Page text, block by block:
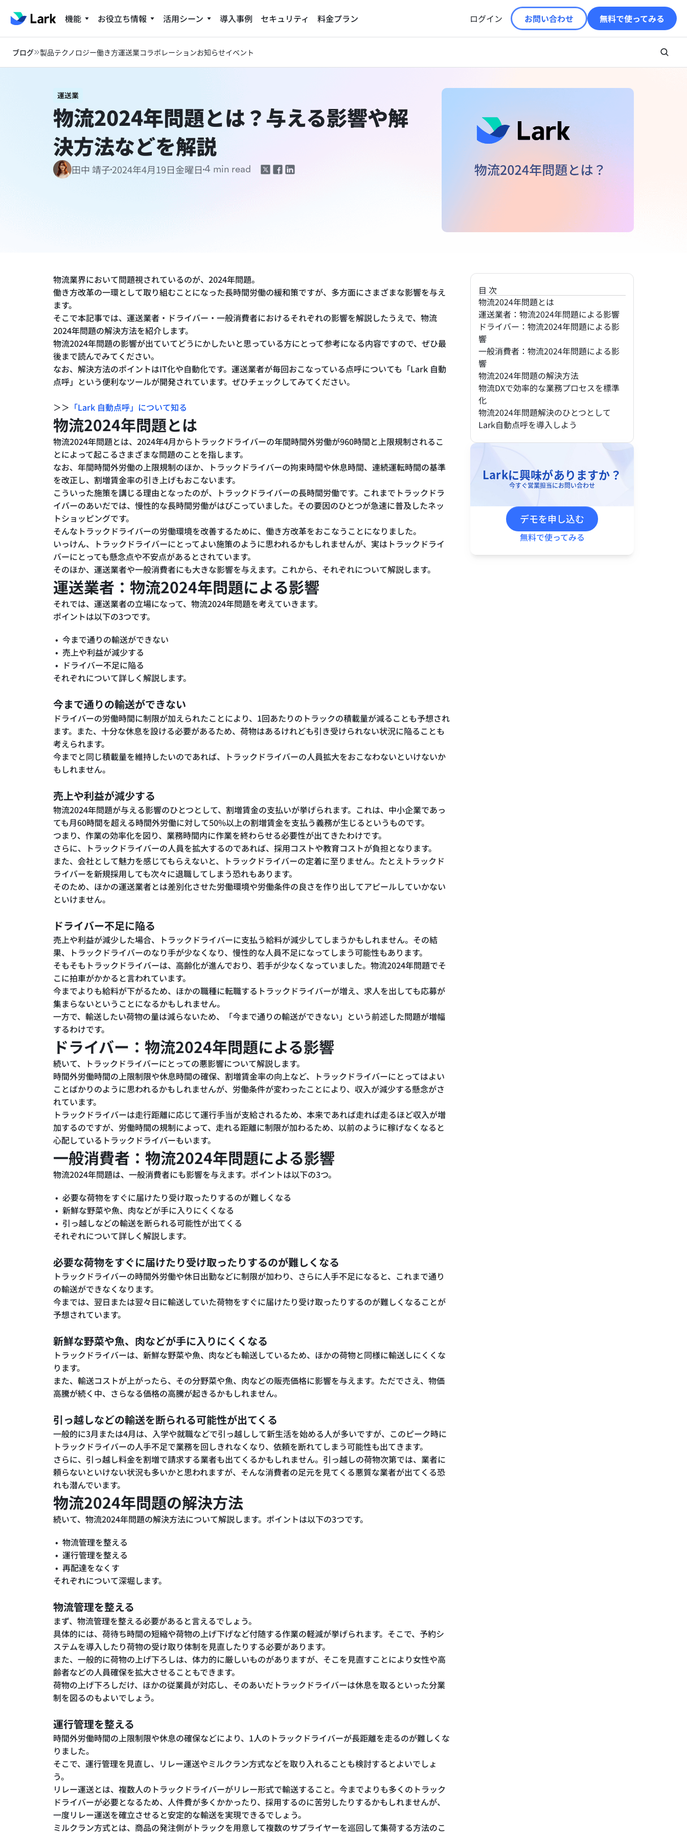
機能 お役立ち情報 活用シーン 導入事例 セキュリティ 料金プラン ログイン お問い合わせ 無料で使ってみる
ブログ 製品テクノロジー働き方運送業コラボレーションお知らせイベント
運送業
物流2024年問題とは？与える影響や解
決方法などを解説
田中 靖子2024年4月19日金曜日 4 min read
物流業界において問題視されているのが、2024年問題。
働き方改革の一環として取り組むことになった長時間労働の緩和策ですが、多方面にさまざまな影響を与え
ます。
そこで本記事では、運送業者・ドライバー・一般消費者におけるそれぞれの影響を解説したうえで、物流
2024年問題の解決方法を紹介します。
物流2024年問題の影響が出ていてどうにかしたいと思っている方にとって参考になる内容ですので、ぜひ最
後まで読んでみてください。
なお、解決方法のポイントはIT化や自動化です。運送業者が毎回おこなっている点呼についても「Lark 自動
点呼」という便利なツールが開発されています。ぜひチェックしてみてください。
＞＞ 「Lark 自動点呼」について知る
物流2024年問題とは
物流2024年問題とは、2024年4月からトラックドライバーの年間時間外労働が960時間と上限規制されるこ
とによって起こるさまざまな問題のことを指します。
なお、年間時間外労働の上限規制のほか、トラックドライバーの拘束時間や休息時間、連続運転時間の基準
を改正し、割増賃金率の引き上げもおこないます。
こういった施策を講じる理由となったのが、トラックドライバーの長時間労働です。これまでトラックドラ
イバーのあいだでは、慢性的な長時間労働がはびこっていました。その要因のひとつが急速に普及したネッ
トショッピングです。
そんなトラックドライバーの労働環境を改善するために、働き方改革をおこなうことになりました。
いっけん、トラックドライバーにとってよい施策のように思われるかもしれませんが、実はトラックドライ
バーにとっても懸念点や不安点があるとされています。
そのほか、運送業者や一般消費者にも大きな影響を与えます。これから、それぞれについて解説します。
運送業者：物流2024年問題による影響
それでは、運送業者の立場になって、物流2024年問題を考えていきます。
ポイントは以下の3つです。
今まで通りの輸送ができない
売上や利益が減少する
ドライバー不足に陥る
それぞれについて詳しく解説します。
今まで通りの輸送ができない
ドライバーの労働時間に制限が加えられたことにより、1回あたりのトラックの積載量が減ることも予想され
ます。また、十分な休息を設ける必要があるため、荷物はあるけれども引き受けられない状況に陥ることも
考えられます。
今までと同じ積載量を維持したいのであれば、トラックドライバーの人員拡大をおこなわないといけないか
もしれません。
売上や利益が減少する
物流2024年問題が与える影響のひとつとして、割増賃金の支払いが挙げられます。これは、中小企業であっ
ても月60時間を超える時間外労働に対して50%以上の割増賃金を支払う義務が生じるというものです。
つまり、作業の効率化を図り、業務時間内に作業を終わらせる必要性が出てきたわけです。
さらに、トラックドライバーの人員を拡大するのであれば、採用コストや教育コストが負担となります。
また、会社として魅力を感じてもらえないと、トラックドライバーの定着に至りません。たとえトラックド
ライバーを新規採用しても次々に退職してしまう恐れもあります。
そのため、ほかの運送業者とは差別化させた労働環境や労働条件の良さを作り出してアピールしていかない
といけません。
ドライバー不足に陥る
売上や利益が減少した場合、トラックドライバーに支払う給料が減少してしまうかもしれません。その結
果、トラックドライバーのなり手が少なくなり、慢性的な人員不足になってしまう可能性もあります。
そもそもトラックドライバーは、高齢化が進んでおり、若手が少なくなっていました。物流2024年問題でそ
こに拍車がかかると言われています。
今までよりも給料が下がるため、ほかの職種に転職するトラックドライバーが増え、求人を出しても応募が
集まらないということになるかもしれません。
一方で、輸送したい荷物の量は減らないため、「今まで通りの輸送ができない」という前述した問題が増幅
するわけです。
ドライバー：物流2024年問題による影響
続いて、トラックドライバーにとっての悪影響について解説します。
時間外労働時間の上限制限や休息時間の確保、割増賃金率の向上など、トラックドライバーにとってはよい
ことばかりのように思われるかもしれませんが、労働条件が変わったことにより、収入が減少する懸念がさ
れています。
トラックドライバーは走行距離に応じて運行手当が支給されるため、本来であれば走れば走るほど収入が増
加するのですが、労働時間の規制によって、走れる距離に制限が加わるため、以前のように稼げなくなると
心配しているトラックドライバーもいます。
一般消費者：物流2024年問題による影響
物流2024年問題は、一般消費者にも影響を与えます。ポイントは以下の3つ。
必要な荷物をすぐに届けたり受け取ったりするのが難しくなる
新鮮な野菜や魚、肉などが手に入りにくくなる
引っ越しなどの輸送を断られる可能性が出てくる
それぞれについて詳しく解説します。
必要な荷物をすぐに届けたり受け取ったりするのが難しくなる
トラックドライバーの時間外労働や休日出勤などに制限が加わり、さらに人手不足になると、これまで通り
の輸送ができなくなります。
今までは、翌日または翌々日に輸送していた荷物をすぐに届けたり受け取ったりするのが難しくなることが
予想されています。
新鮮な野菜や魚、肉などが手に入りにくくなる
トラックドライバーは、新鮮な野菜や魚、肉なども輸送しているため、ほかの荷物と同様に輸送しにくくな
ります。
また、輸送コストが上がったら、その分野菜や魚、肉などの販売価格に影響を与えます。ただでさえ、物価
高騰が続く中、さらなる価格の高騰が起きるかもしれません。
引っ越しなどの輸送を断られる可能性が出てくる
一般的に3月または4月は、入学や就職などで引っ越しして新生活を始める人が多いですが、このピーク時に
トラックドライバーの人手不足で業務を回しきれなくなり、依頼を断れてしまう可能性も出てきます。
さらに、引っ越し料金を割増で請求する業者も出てくるかもしれません。引っ越しの荷物次第では、業者に
頼らないといけない状況も多いかと思われますが、そんな消費者の足元を見てくる悪質な業者が出てくる恐
れも潜んでいます。
物流2024年問題の解決方法
続いて、物流2024年問題の解決方法について解説します。ポイントは以下の3つです。
物流管理を整える
運行管理を整える
再配達をなくす
それぞれについて深堀します。
物流管理を整える
まず、物流管理を整える必要があると言えるでしょう。
具体的には、荷待ち時間の短縮や荷物の上げ下げなど付随する作業の軽減が挙げられます。そこで、予約シ
ステムを導入したり荷物の受け取り体制を見直したりする必要があります。
また、一般的に荷物の上げ下ろしは、体力的に厳しいものがありますが、そこを見直すことにより女性や高
齢者などの人員確保を拡大させることもできます。
荷物の上げ下ろしだけ、ほかの従業員が対応し、そのあいだトラックドライバーは休息を取るといった分業
制を図るのもよいでしょう。
運行管理を整える
時間外労働時間の上限制限や休息の確保などにより、1人のトラックドライバーが長距離を走るのが難しくな
りました。
そこで、運行管理を見直し、リレー運送やミルクラン方式などを取り入れることも検討するとよいでしょ
う。
リレー運送とは、複数人のトラックドライバーがリレー形式で輸送すること。今までよりも多くのトラック
ドライバーが必要となるため、人件費が多くかかったり、採用するのに苦労したりするかもしれませんが、
一度リレー運送を確立させると安定的な輸送を実現できるでしょう。
ミルクラン方式とは、商品の発注側がトラックを用意して複数のサプライヤーを巡回して集荷する方法のこ
目次
物流2024年問題とは
運送業者：物流2024年問題による影響
ドライバー：物流2024年問題による影
響
一般消費者：物流2024年問題による影
響
物流2024年問題の解決方法
物流DXで効率的な業務プロセスを標準
化
物流2024年問題解決のひとつとして
Lark自動点呼を導入しよう
Larkに興味がありますか？
今すぐ営業担当にお問い合わせ
デモを申し込む
無料で使ってみる